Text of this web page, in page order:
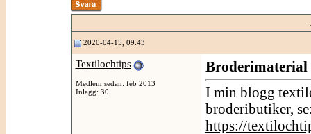
2020-04-15, 09:43
Textilochtips
Medlem sedan: feb 2013
Inlägg: 30
I min blogg
brodeributiker,
https://